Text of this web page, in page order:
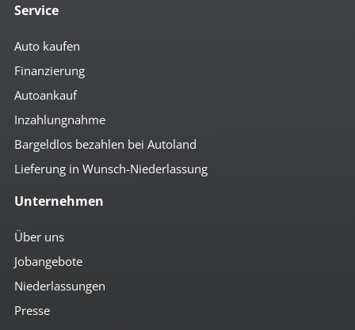
Service
Auto kaufen
Finanzierung
Autoankauf
Inzahlungnahme
Bargeldlos bezahlen bei Autoland
Lieferung in Wunsch-Niederlassung
Unternehmen
Über uns
Jobangebote
Niederlassungen
Presse